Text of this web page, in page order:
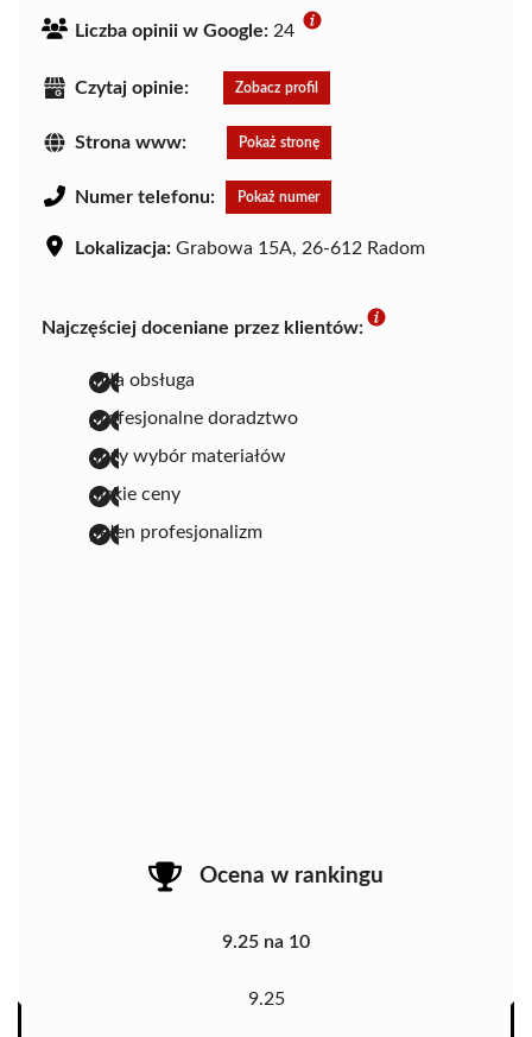
Liczba opinii w Google: 24
Czytaj opinie: Zobacz profil
Strona www: Pokaż stronę
Numer telefonu: Pokaż numer
Lokalizacja: Grabowa 15A, 26-612 Radom
Najczęściej doceniane przez klientów:
miła obsługa
profesjonalne doradztwo
duży wybór materiałów
niskie ceny
pełen profesjonalizm
Ocena w rankingu
9.25 na 10
9.25